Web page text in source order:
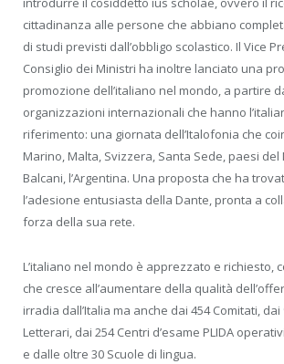
cittadinanza alle persone che abbiano
di studi previsti dall’obbligo scolastico. Il Vice
Consiglio dei Ministri ha inoltre lanciato una
promozione dell’italiano nel mondo, a partire
organizzazioni internazionali che hanno
riferimento: una giornata dell’Italofonia che
Marino, Malta, Svizzera, Santa Sede, paesi del
Balcani, l’Argentina. Una proposta che ha
l’adesione entusiasta della Dante, pronta a
forza della sua rete.
L’italiano nel mondo è apprezzato e richiesto,
che cresce all’aumentare della qualità
irradia dall’Italia ma anche dai 454 Comitati, dai
Letterari, dai 254 Centri d’esame PLIDA
e dalle oltre 30 Scuole di lingua.